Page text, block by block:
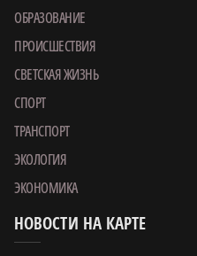
ОБРАЗОВАНИЕ
ПРОИСШЕСТВИЯ
СВЕТСКАЯ ЖИЗНЬ
СПОРТ
ТРАНСПОРТ
ЭКОЛОГИЯ
ЭКОНОМИКА
НОВОСТИ НА КАРТЕ